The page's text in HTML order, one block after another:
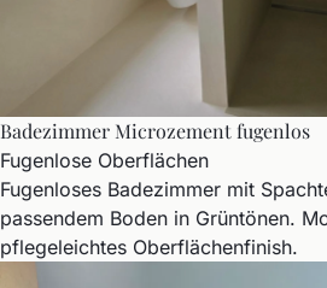
Badezimmer Microzement fugenlos
Fugenlose Oberflächen
Fugenloses Badezimmer mit
passendem Boden in Grüntönen.
pflegeleichtes Oberflächenfinish.